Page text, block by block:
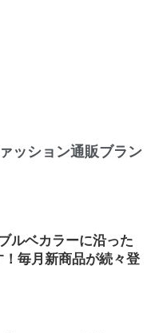
ッション通販ブラン
ルベカラーに沿った
毎月新商品が続々登